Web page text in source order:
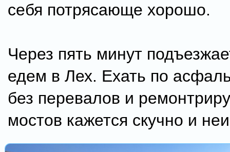
себя потрясающе хорошо.
Через пять минут
едем в Лех. Ехать по
без перевалов и
мостов кажется скучно и